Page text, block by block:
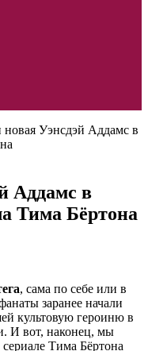
новая Уэнсдэй Аддамс в
Аддамс в
Тима Бёртона
, сама по себе или в
заранее начали
культовую героиню в
И вот, наконец, мы
Тима Бёртона